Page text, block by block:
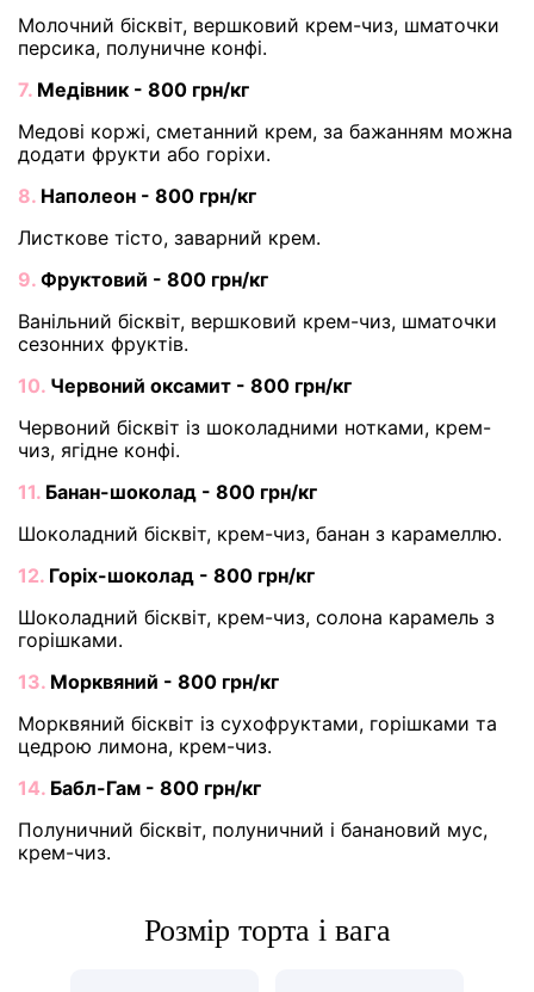
Молочний бісквіт, вершковий крем-чиз, шматочки
персика, полуничне конфі.
7. Медівник - 800 грн/кг
Медові коржі, сметанний крем, за бажанням можна
додати фрукти або горіхи.
8. Наполеон - 800 грн/кг
Листкове тісто, заварний крем.
9. Фруктовий - 800 грн/кг
Ванільний бісквіт, вершковий крем-чиз, шматочки
сезонних фруктів.
10. Червоний оксамит - 800 грн/кг
Червоний бісквіт із шоколадними нотками, крем-
чиз, ягідне конфі.
11. Банан-шоколад - 800 грн/кг
Шоколадний бісквіт, крем-чиз, банан з карамеллю.
12. Горіх-шоколад - 800 грн/кг
Шоколадний бісквіт, крем-чиз, солона карамель з
горішками.
13. Морквяний - 800 грн/кг
Морквяний бісквіт із сухофруктами, горішками та
цедрою лимона, крем-чиз.
14. Бабл-Гам - 800 грн/кг
Полуничний бісквіт, полуничний і банановий мус,
крем-чиз.
Розмір торта і вага